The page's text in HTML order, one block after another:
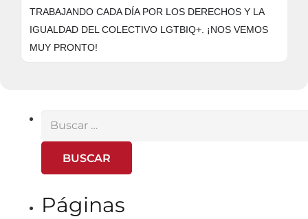
TRABAJANDO CADA DÍA POR LOS DERECHOS Y LA
IGUALDAD DEL COLECTIVO LGTBIQ+. ¡NOS VEMOS
MUY PRONTO!
Buscar:
Páginas